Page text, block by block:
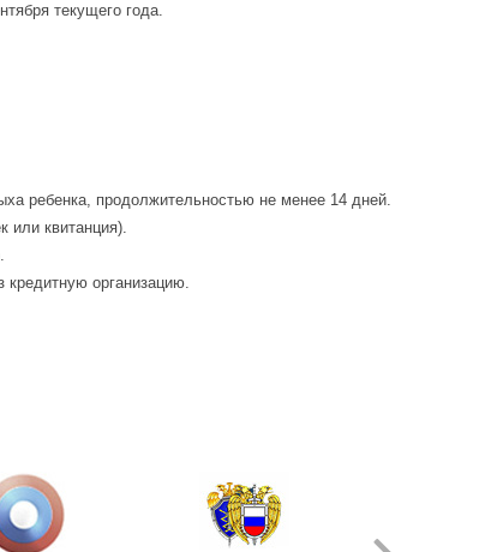
текущего года.
ребенка, продолжительностью не менее 14 дней.
или квитанция).
кредитную организацию.